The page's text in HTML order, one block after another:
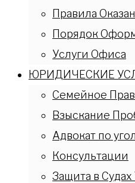
Правила
Порядок
Услуги Офиса
ЮРИДИЧЕСКИЕ
Семейное
Взыскание
Адвокат по
Консультации
Защита в